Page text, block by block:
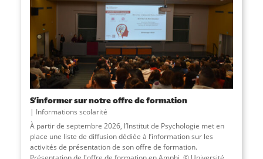
S’informer sur notre offre de formation
Informations scolarité
À partir de septembre 2026, l’Institut de Psychologie met en
place une liste de diffusion dédiée à l’information sur les
activités de présentation de son offre de formation.